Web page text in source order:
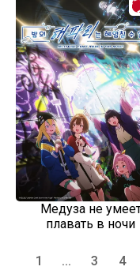
Медуза не
плавать в ночи
1 ... 3 4